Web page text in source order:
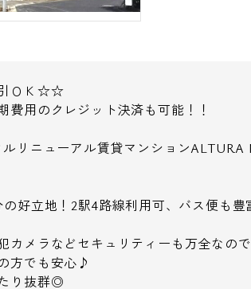
ＯＫ☆☆
費用のクレジット決済も可能！！
リニューアル賃貸マンションALTURA
好立地！2駅4路線利用可、バス便も豊
カメラなどセキュリティーも万全なので
方でも安心♪
り抜群◎